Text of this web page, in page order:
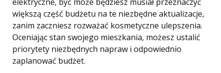
większą część budżetu na te niezbędne aktualizacje,
zanim zaczniesz rozważać kosmetyczne ulepszenia.
Oceniając stan swojego mieszkania, możesz ustalić
priorytety niezbędnych napraw i odpowiednio
zaplanować budżet.